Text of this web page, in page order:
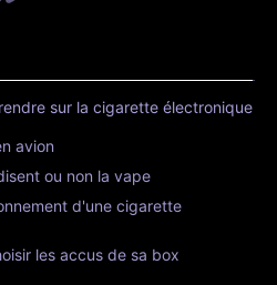
sur la cigarette électronique
avion
ou non la vape
d'une cigarette
les accus de sa box